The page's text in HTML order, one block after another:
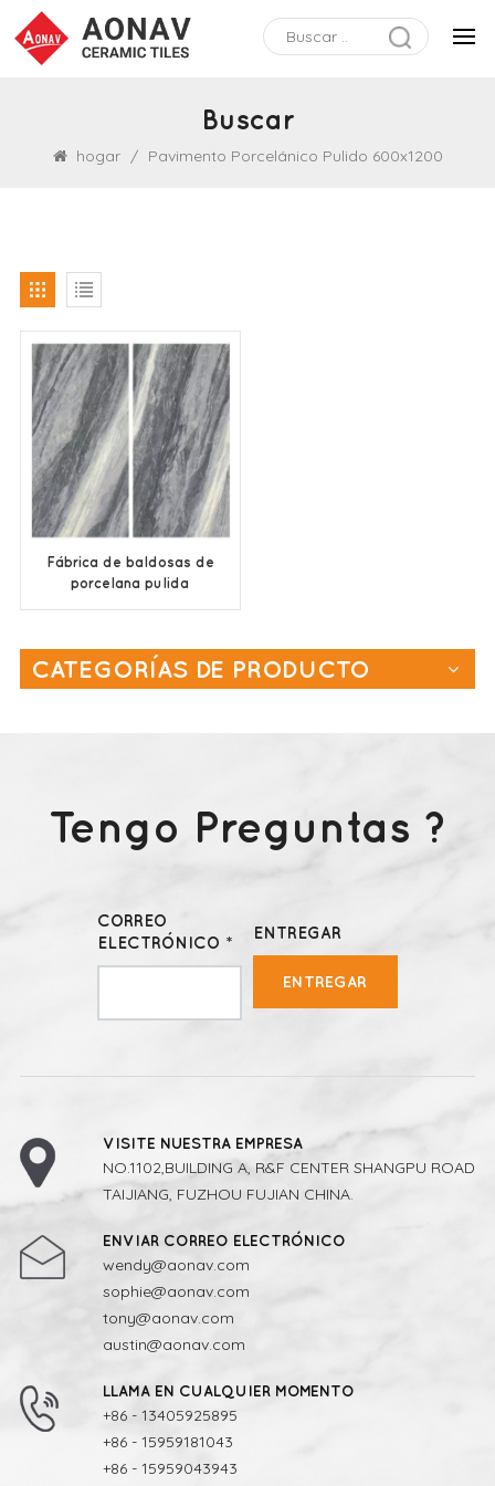
Buscar
hogar / Pavimento Porcelánico Pulido 600x1200
Fábrica de baldosas de
porcelana pulida
CATEGORÍAS DE PRODUCTO
Tengo Preguntas ?
CORREO
ELECTRÓNICO *
ENTREGAR
ENTREGAR
VISITE NUESTRA EMPRESA
NO.1102,BUILDING A, R&F CENTER SHANGPU ROAD
TAIJIANG, FUZHOU FUJIAN CHINA.
ENVIAR CORREO ELECTRÓNICO
wendy@aonav.com
sophie@aonav.com
tony@aonav.com
austin@aonav.com
LLAMA EN CUALQUIER MOMENTO
+86 - 13405925895
+86 - 15959181043
+86 - 15959043943